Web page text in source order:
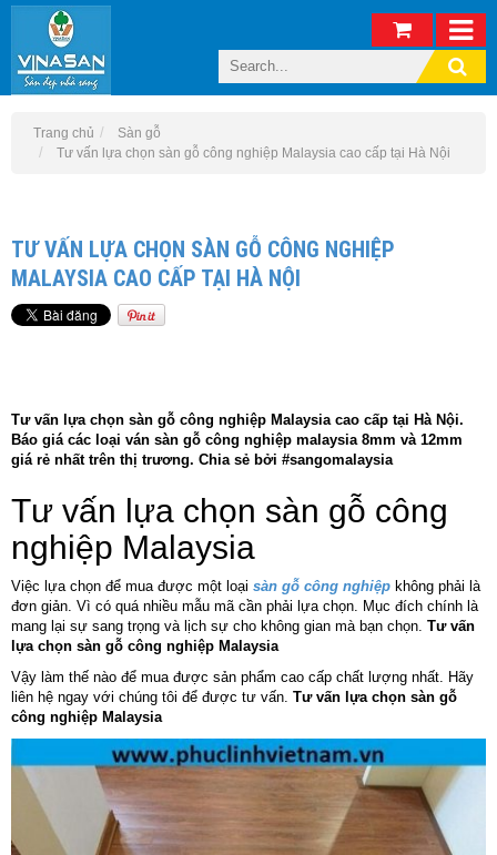
Trang chủ
Sàn gỗ
Tư vấn lựa chọn sàn gỗ công nghiệp Malaysia cao cấp tại Hà Nội
TƯ VẤN LỰA CHỌN SÀN GỖ CÔNG NGHIỆP
MALAYSIA CAO CẤP TẠI HÀ NỘI
Tư vấn lựa chọn sàn gỗ công nghiệp Malaysia cao cấp tại Hà Nội.
Báo giá các loại ván sàn gỗ công nghiệp malaysia 8mm và 12mm
giá rẻ nhất trên thị trương. Chia sẻ bởi #sangomalaysia
Tư vấn lựa chọn sàn gỗ công
nghiệp Malaysia
Việc lựa chọn để mua được một loại sàn gỗ công nghiệp không phải là
đơn giản. Vì có quá nhiều mẫu mã cần phải lựa chọn. Mục đích chính là
mang lại sự sang trọng và lịch sự cho không gian mà bạn chọn. Tư vấn
lựa chọn sàn gỗ công nghiệp Malaysia
Vậy làm thế nào để mua được sản phẩm cao cấp chất lượng nhất. Hãy
liên hệ ngay với chúng tôi để được tư vấn. Tư vấn lựa chọn sàn gỗ
công nghiệp Malaysia